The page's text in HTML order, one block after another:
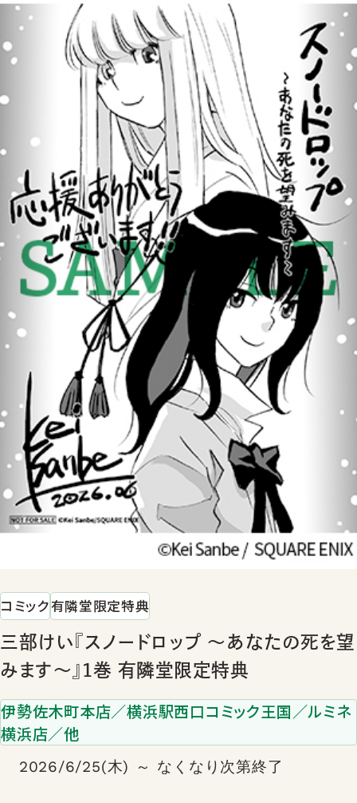
コミック有隣堂限定特典
三部けい『スノードロップ ～あなたの死を望
みます～』1巻 有隣堂限定特典
伊勢佐木町本店／横浜駅西口コミック王国／ルミネ
横浜店／他
2026/6/25(木) ～ なくなり次第終了